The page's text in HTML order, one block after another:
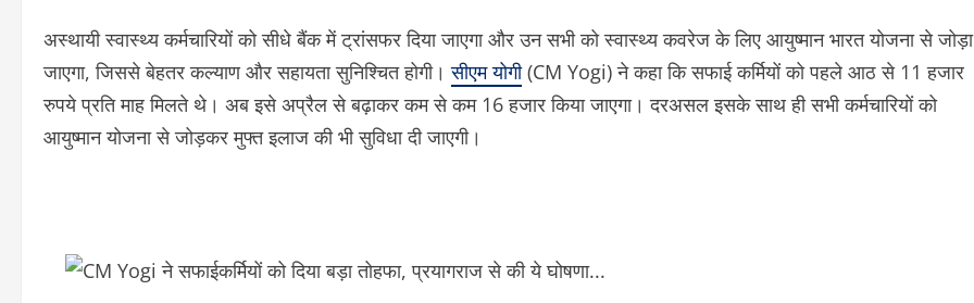
अस्थायी स्वास्थ्य कर्मचारियों को सीधे बैंक में ट्रांसफर दिया जाएगा और उन सभी को स्वास्थ्य कवरेज के लिए आयुष्मान भारत योजना से जोड़ा
जाएगा, जिससे बेहतर कल्याण और सहायता सुनिश्चित होगी।सीएम योगी(CM Yogi) ने कहा कि सफाई कर्मियों को पहले आठ से 11 हजार
रुपये प्रति माह मिलते थे। अब इसे अप्रैल से बढ़ाकर कम से कम 16 हजार किया जाएगा। दरअसल इसके साथ ही सभी कर्मचारियों को
आयुष्मान योजना से जोड़कर मुफ्त इलाज की भी सुविधा दी जाएगी।